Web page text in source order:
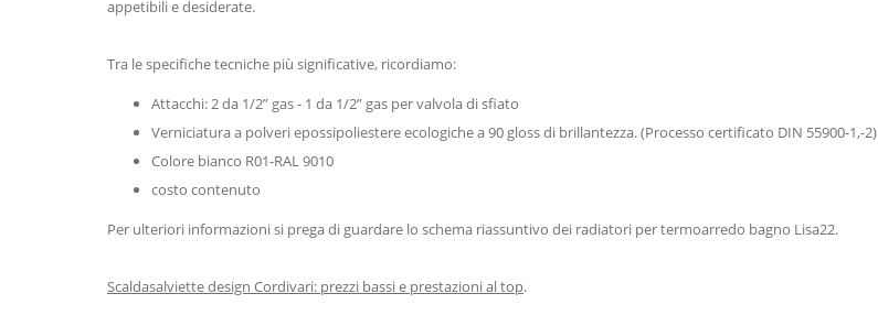
appetibili e desiderate.
Tra le specifiche tecniche più significative, ricordiamo:
Attacchi: 2 da 1/2” gas - 1 da 1/2” gas per valvola di sfiato
Verniciatura a polveri epossipoliestere ecologiche a 90 gloss di brillantezza. (Processo certificato DIN 55900-1,-2)
Colore bianco R01-RAL 9010
costo contenuto
Per ulteriori informazioni si prega di guardare lo schema riassuntivo dei radiatori per termoarredo bagno Lisa22.
Scaldasalviette design Cordivari: prezzi bassi e prestazioni al top.